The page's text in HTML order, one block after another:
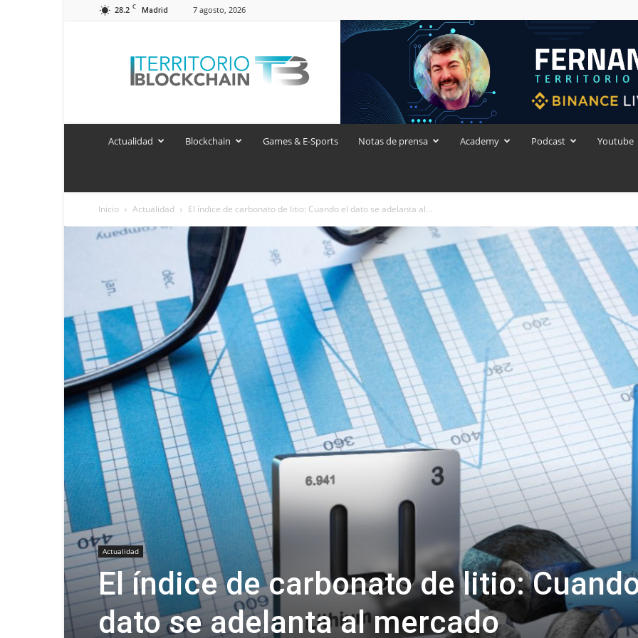
28.2 C Madrid 7 agosto, 2026
Blockchain
Actualidad Blockchain Games & E-Sports Notas de prensa Academy Podcast Youtube
Inicio Actualidad El índice de carbonato de litio: Cuando el dato se adelanta al...
Actualidad
El índice de carbonato de litio:
dato se adelanta al mercado